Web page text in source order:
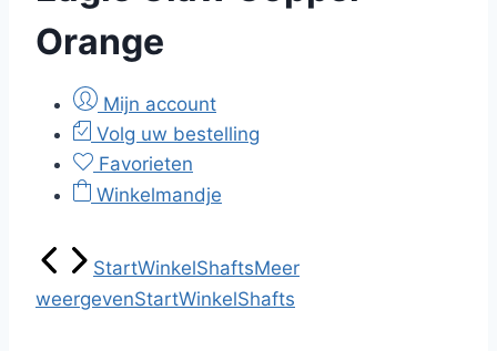
Orange
Mijn account
Volg uw bestelling
Favorieten
Winkelmandje
StartWinkelShaftsMeer
weergevenStartWinkelShafts